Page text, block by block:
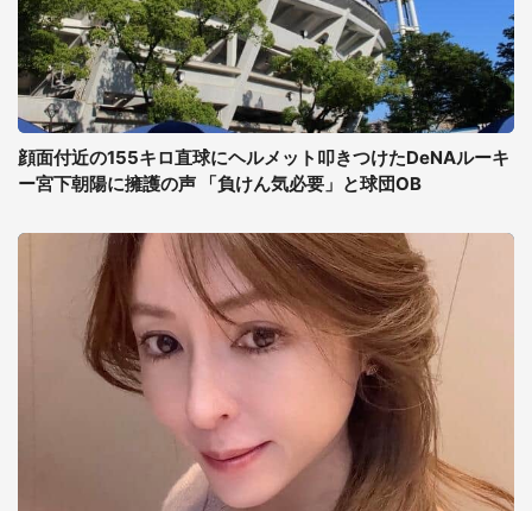
顔面付近の155キロ直球にヘルメット叩きつけたDeNAルーキ
ー宮下朝陽に擁護の声 「負けん気必要」と球団OB